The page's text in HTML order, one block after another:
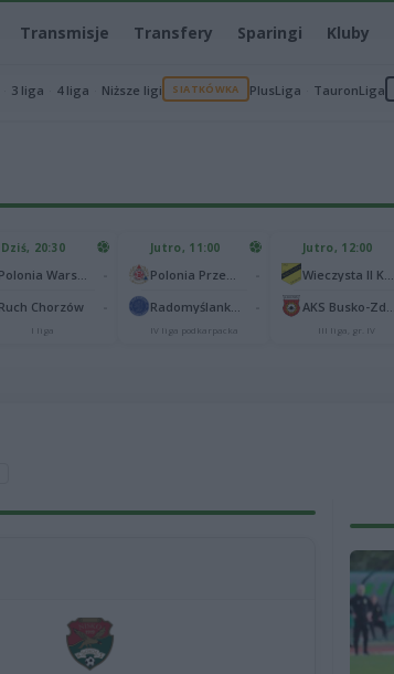
Transmisje Transfery Sparingi Kluby
3 liga 4 liga Niższe ligi SIATKÓWKA PlusLiga TauronLiga
Dziś, 20:30
Ruch Chorzów
I liga
Jutro, 11:00
IV liga podkarpacka
Jutro, 12:00
III liga, gr. IV